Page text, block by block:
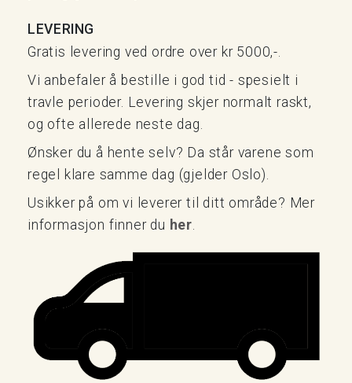
LEVERING
Gratis levering ved ordre over kr 5000,-.
Vi anbefaler å bestille i god tid - spesielt i
travle perioder. Levering skjer normalt raskt,
og ofte allerede neste dag.
Ønsker du å hente selv? Da står varene som
regel klare samme dag (gjelder Oslo).
Usikker på om vi leverer til ditt område? Mer
informasjon finner du her